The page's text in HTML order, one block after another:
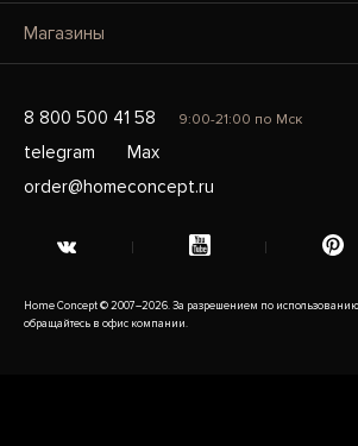
Магазины
8 800 500 41 58 9:00-21:00 по Мск
telegram
Max
order@homeconcept.ru
Home Concept © 2007–2026. За разрешением по использованию
обращайтесь в офис компании.